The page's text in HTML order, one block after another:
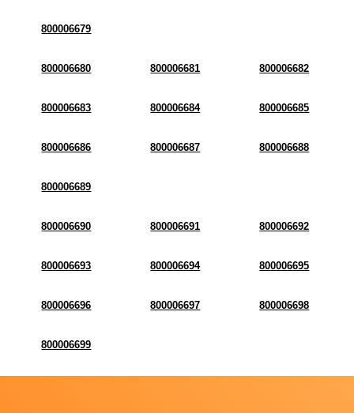
800006679
800006680 800006681 800006682
800006683 800006684 800006685
800006686 800006687 800006688
800006689
800006690 800006691 800006692
800006693 800006694 800006695
800006696 800006697 800006698
800006699